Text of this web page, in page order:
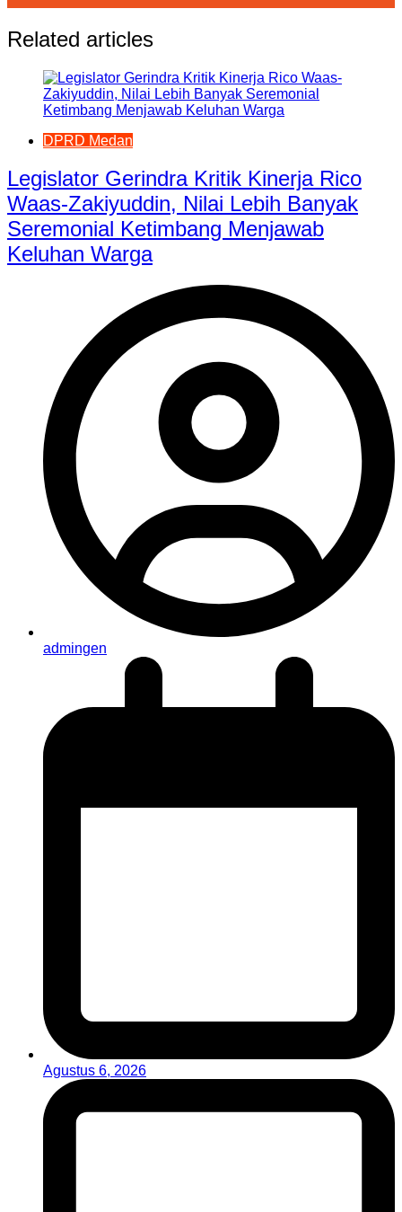
Related articles
DPRD Medan
Legislator Gerindra Kritik Kinerja Rico
Waas-Zakiyuddin, Nilai Lebih Banyak
Seremonial Ketimbang Menjawab
Keluhan Warga
admingen
Agustus 6, 2026